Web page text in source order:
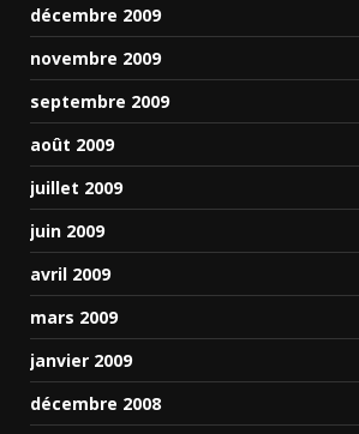
décembre 2009
novembre 2009
septembre 2009
août 2009
juillet 2009
juin 2009
avril 2009
mars 2009
janvier 2009
décembre 2008